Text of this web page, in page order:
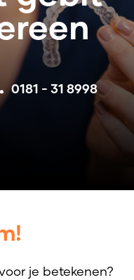
0181 - 31 8998
je betekenen?